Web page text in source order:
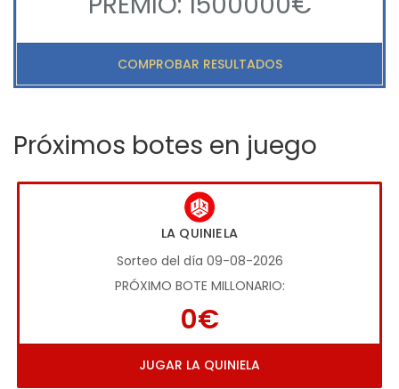
COMPROBAR RESULTADOS
Próximos botes en juego
LA QUINIELA
Sorteo del día 09-08-2026
PRÓXIMO BOTE MILLONARIO:
0€
JUGAR LA QUINIELA